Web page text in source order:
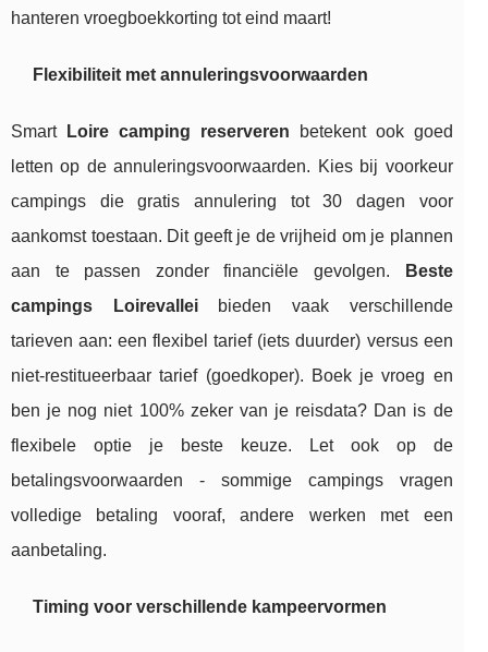
hanteren vroegboekkorting tot eind maart!
Flexibiliteit met annuleringsvoorwaarden
Smart Loire camping reserveren betekent ook goed
letten op de annuleringsvoorwaarden. Kies bij voorkeur
campings die gratis annulering tot 30 dagen voor
aankomst toestaan. Dit geeft je de vrijheid om je plannen
aan te passen zonder financiële gevolgen.
Beste
campings Loirevalleibieden vaak verschillende
tarieven aan: een flexibel tarief (iets duurder) versus een
niet-restitueerbaar tarief (goedkoper). Boek je vroeg en
ben je nog niet 100% zeker van je reisdata? Dan is de
flexibele optie je beste keuze. Let ook op de
betalingsvoorwaarden - sommige campings vragen
volledige betaling vooraf, andere werken met een
aanbetaling.
Timing voor verschillende kampeervormen